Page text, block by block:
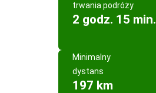
trwania podróży
2 godz. 15 min.
Minimalny
dystans
197 km